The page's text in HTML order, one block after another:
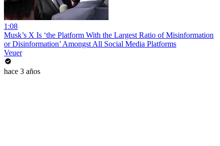
1:08
Musk’s X Is ‘the Platform With the Largest Ratio of Misinformation
or Disinformation’ Amongst All Social Media Platforms
Veuer
hace 3 años